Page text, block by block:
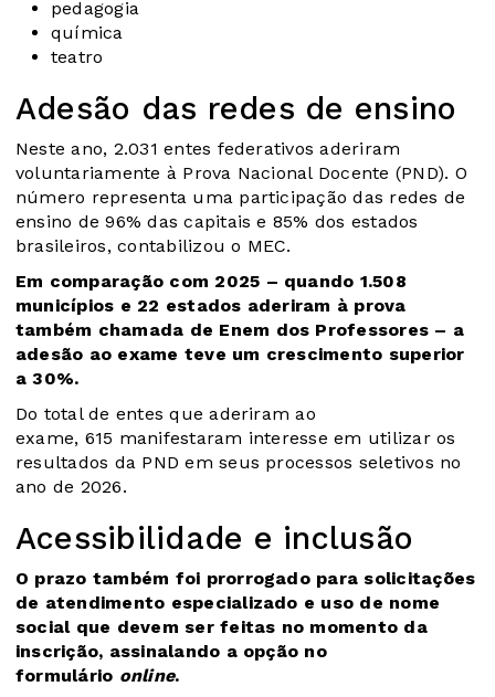
pedagogia
química
teatro
Adesão das redes de ensino
Neste ano, 2.031 entes federativos aderiram
voluntariamente à Prova Nacional Docente (PND). O
número representa uma participação das redes de
ensino de 96% das capitais e 85% dos estados
brasileiros, contabilizou o MEC.
Em comparação com 2025 – quando 1.508
municípios e 22 estados aderiram à prova
também chamada de Enem dos Professores – a
adesão ao exame teve um crescimento superior
a 30%.
Do total de entes que aderiram ao
exame, 615 manifestaram interesse em utilizar os
resultados da PND em seus processos seletivos no
ano de 2026.
Acessibilidade e inclusão
O prazo também foi prorrogado para solicitações
de atendimento especializado e uso de nome
social que devem ser feitas no momento da
inscrição, assinalando a opção no
formulário online.